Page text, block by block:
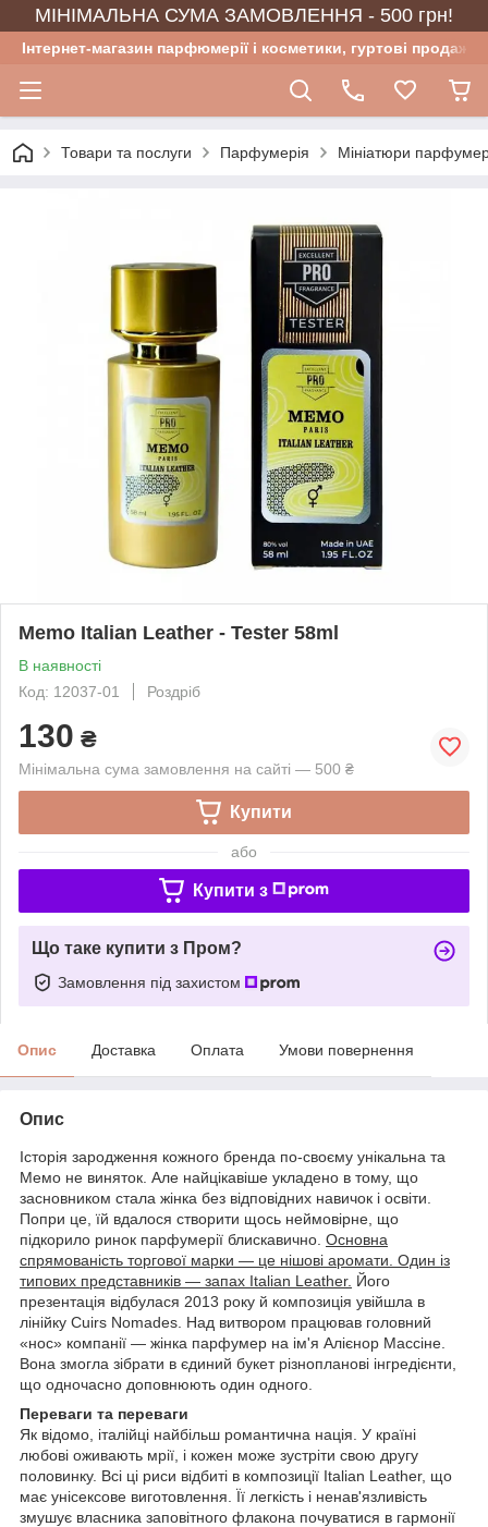
МІНІМАЛЬНА СУМА ЗАМОВЛЕННЯ - 500 грн!
Інтернет-магазин парфюмерії і косметики, гуртові продажі
Товари та послуги Парфумерія Мініатюри
Memo Italian Leather - Tester 58ml
В наявності
Код: 12037-01
Роздріб
130 ₴
Мінімальна сума замовлення на сайті — 500 ₴
Купити
або
Купити з
Що таке купити з Пром?
Замовлення під захистом
Опис Доставка Оплата Умови повернення
Опис
Історія зародження кожного бренда по-своєму унікальна та
Мемо не виняток . Але найцікавіше укладено в тому, що
засновником стала жінка без відповідних навичок і освіти.
Попри це, їй вдалося створити щось неймовірне, що
підкорило ринок парфумерії блискавично. Основна
спрямованість торгової марки — це нішові аромати. Один із
типових представників — запах Italian Leather. Його
презентація відбулася 2013 року й композиція увійшла в
лінійку Cuirs Nomades. Над витвором працював головний
«нос» компанії — жінка парфумер на ім'я Алієнор Массіне.
Вона змогла зібрати в єдиний букет різнопланові інгредієнти,
що одночасно доповнюють один одного.
Переваги та переваги
Як відомо, італійці найбільш романтична нація. У країні
любові оживають мрії, і кожен може зустріти свою другу
половинку. Всі ці риси відбиті в композиції Italian Leather, що
має унісексове виготовлення. Її легкість і ненав'язливість
змушує власника заповітного флакона почуватися в гармонії